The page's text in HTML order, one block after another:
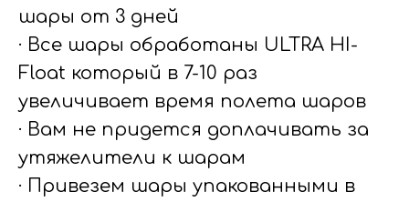
шары от 3 дней
· Все шары обработаны ULTRA HI-
Float который в 7-10 раз
увеличивает время полета шаров
· Вам не придется доплачивать за
утяжелители к шарам
· Привезем шары упакованными в